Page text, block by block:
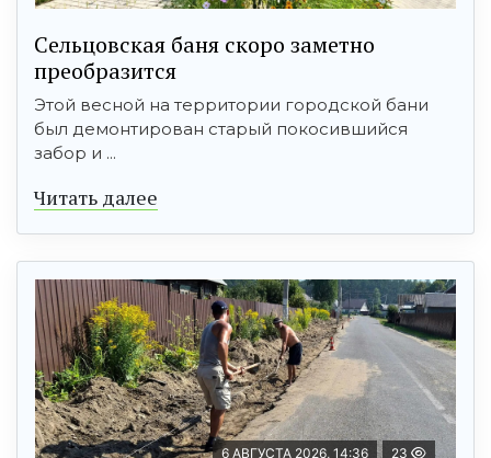
Сельцовская баня скоро заметно
преобразится
Этой весной на территории городской бани
был демонтирован старый покосившийся
забор и ...
Читать далее
6 АВГУСТА 2026, 14:36 23